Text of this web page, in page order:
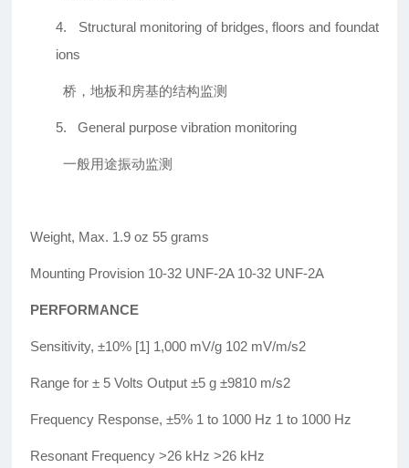
4.
Structural monitoring of bridges, floors and foundat
ions
桥，地板和房基的结构监测
5. General purpose vibration monitoring
一般用途振动监测
Weight, Max. 1.9 oz 55 grams
Mounting Provision 10-32 UNF-2A 10-32 UNF-2A
PERFORMANCE
Sensitivity, ±10% [1] 1,000 mV/g 102 mV/m/s2
Range for ± 5 Volts Output ±5 g ±9810 m/s2
Frequency Response, ±5% 1 to 1000 Hz 1 to 1000 Hz
Resonant Frequency >26 kHz >26 kHz